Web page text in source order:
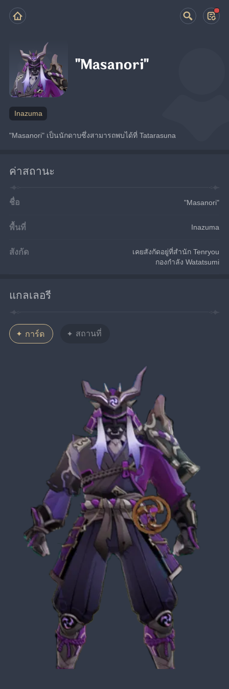
"Masanori"
Inazuma
"Masanori" เป็นนักดาบซึ่งสามารถพบได้ที่ Tatarasuna
ค่าสถานะ
ชื่อ "Masanori"
พื้นที่ Inazuma
สังกัด
เคยสังกัดอยู่ที่สำนัก Tenryou
กองกำลัง Watatsumi
แกลเลอรี
การ์ด สถานที่